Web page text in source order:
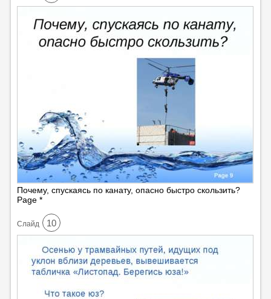
Почему, спускаясь по канату, опасно быстро скользить?
Page *
Cлайд 10